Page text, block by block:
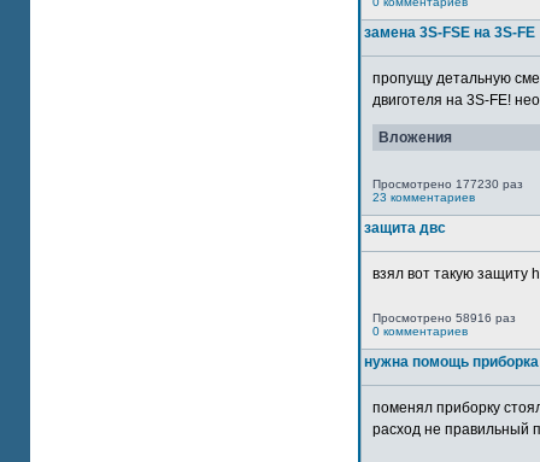
замена 3S-FSE на 3S-FE
пропущу детальную
двиготеля на 3S-FE!
Вложения
Просмотрено 177230 раз
23 комментариев
защита двс
взял вот такую защиту
Просмотрено 58916 раз
0 комментариев
нужна помощь
поменял приборку
расход не правильный